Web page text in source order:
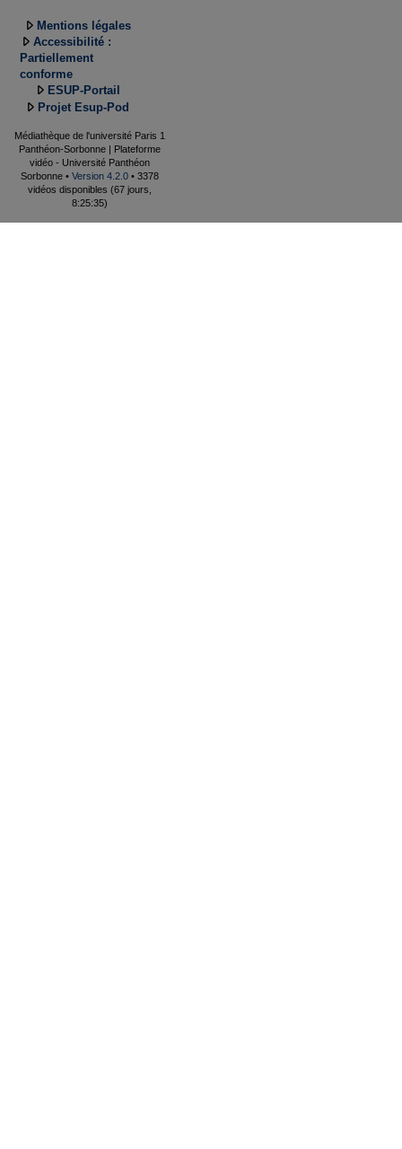
Mentions légales
Accessibilité :
Partiellement
conforme
ESUP-Portail
Projet Esup-Pod
Médiathèque de l'université Paris 1
Panthéon-Sorbonne | Plateforme
vidéo - Université Panthéon
Sorbonne • Version 4.2.0 • 3378
vidéos disponibles (67 jours,
8:25:35)